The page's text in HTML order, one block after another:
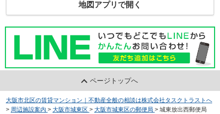
地図アプリで開く
ページトップへ
大阪市北区の賃貸マンション｜不動産全般の相談は株式会社タスクトラストへ
> 周辺施設案内 > 大阪市城東区 > 大阪市城東区の郵便局 > 城東放出西郵便局